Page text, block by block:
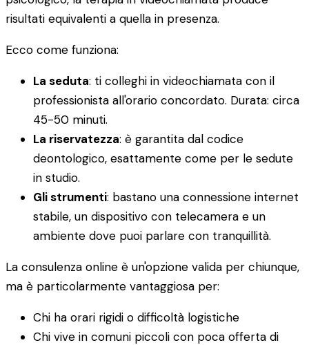
risultati equivalenti a quella in presenza.
Ecco come funziona:
La seduta: ti colleghi in videochiamata con il
professionista all'orario concordato. Durata: circa
45-50 minuti.
La riservatezza: è garantita dal codice
deontologico, esattamente come per le sedute
in studio.
Gli strumenti: bastano una connessione internet
stabile, un dispositivo con telecamera e un
ambiente dove puoi parlare con tranquillità.
La consulenza online è un'opzione valida per chiunque,
ma è particolarmente vantaggiosa per:
Chi ha orari rigidi o difficoltà logistiche
Chi vive in comuni piccoli con poca offerta di